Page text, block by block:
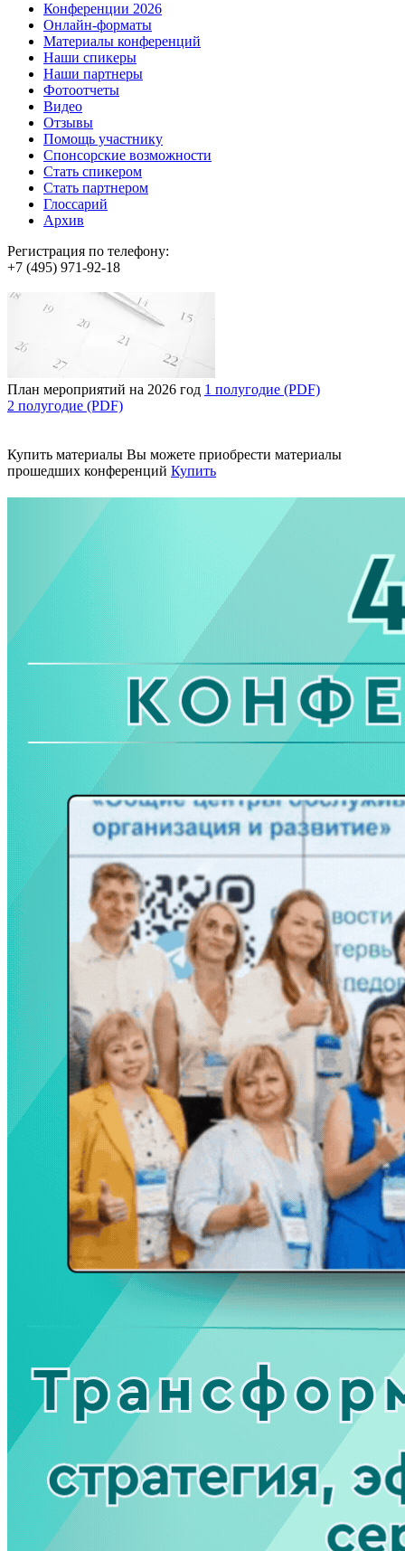
Конференции 2026
Онлайн-форматы
Материалы конференций
Наши спикеры
Наши партнеры
Фотоотчеты
Видео
Отзывы
Помощь участнику
Спонсорские возможности
Стать спикером
Стать партнером
Глоссарий
Архив
Регистрация по телефону:
+7 (495) 971-92-18
План мероприятий на 2026 год 1 полугодие (PDF)
2 полугодие (PDF)
Купить материалы Вы можете приобрести материалы
прошедших конференций Купить